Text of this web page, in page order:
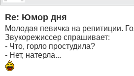
Re: Юмор дня
Молодая певичка на репитиции.
Звукорежиссер спрашивает:
- Что, горло простудила?
- Нет, натерла...